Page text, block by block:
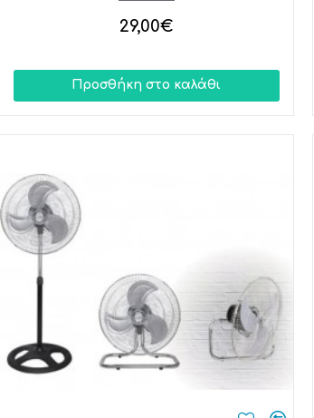
29,00€
Προσθήκη στο καλάθι